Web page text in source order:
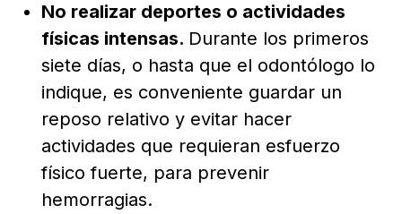
No realizar deportes o actividades
físicas intensas. Durante los primeros
siete días, o hasta que el odontólogo lo
indique, es conveniente guardar un
reposo relativo y evitar hacer
actividades que requieran esfuerzo
físico fuerte, para prevenir
hemorragias.